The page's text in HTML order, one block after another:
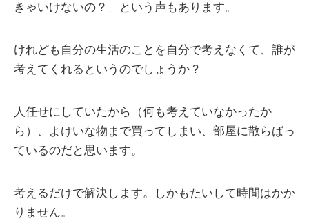
きゃいけないの？」という声もあります。
けれども自分の生活のことを自分で考えなくて、誰が
考えてくれるというのでしょうか？
人任せにしていたから（何も考えていなかったか
ら）、よけいな物まで買ってしまい、部屋に散らばっ
ているのだと思います。
考えるだけで解決します。しかもたいして時間はかか
りません。